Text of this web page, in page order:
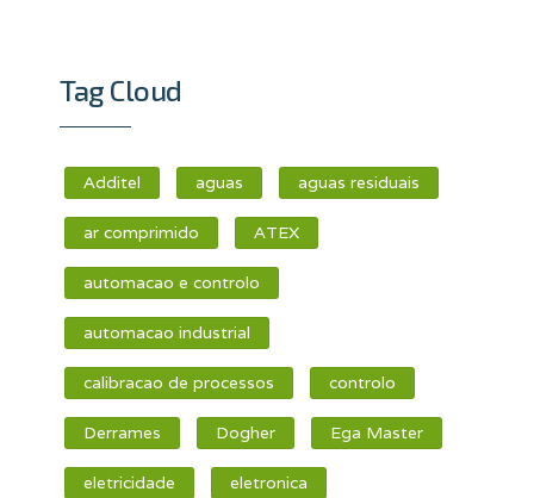
Tag Cloud
Additel aguas aguas residuais
ar comprimido ATEX
automacao e controlo
automacao industrial
calibracao de processos controlo
Derrames Dogher Ega Master
eletricidade eletronica